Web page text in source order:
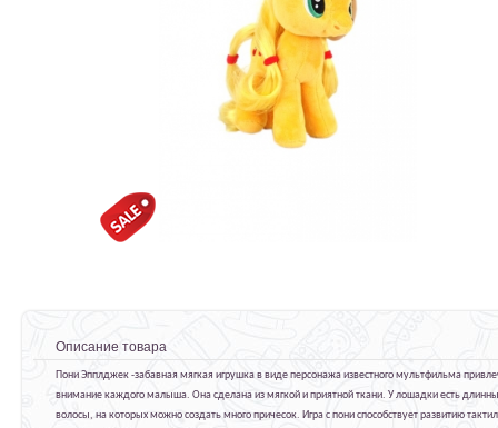
Описание товара
Пони Эпплджек -забавная мягкая игрушка в виде персонажа известного мультфильма
внимание каждого малыша. Она сделана из мягкой и приятной ткани. У лошадки есть
волосы, на которых можно создать много причесок. Игра с пони способствует развитию